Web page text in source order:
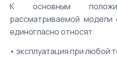
К основным
рассматриваемой
единогласно относят:
• эксплуатация при любой